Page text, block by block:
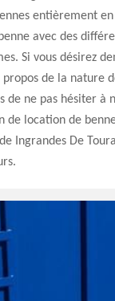
entièrement
avec des
Si vous désirez
de la nature
de ne pas hésiter à
de location de
Ingrandes De